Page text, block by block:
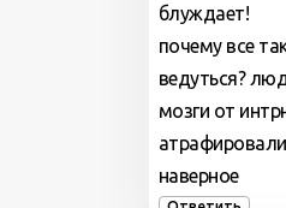
блуждает!
почему все
ведуться?
мозги от
наверное